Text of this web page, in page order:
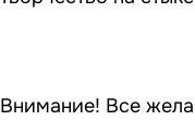
Внимание! Все